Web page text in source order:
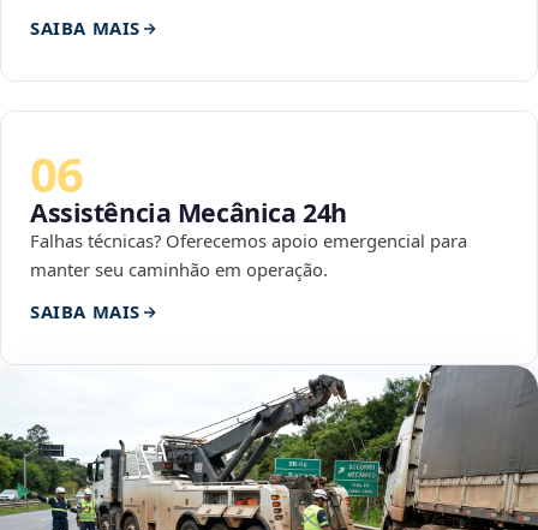
SAIBA MAIS
06
Assistência Mecânica 24h
Falhas técnicas? Oferecemos apoio emergencial para
manter seu caminhão em operação.
SAIBA MAIS